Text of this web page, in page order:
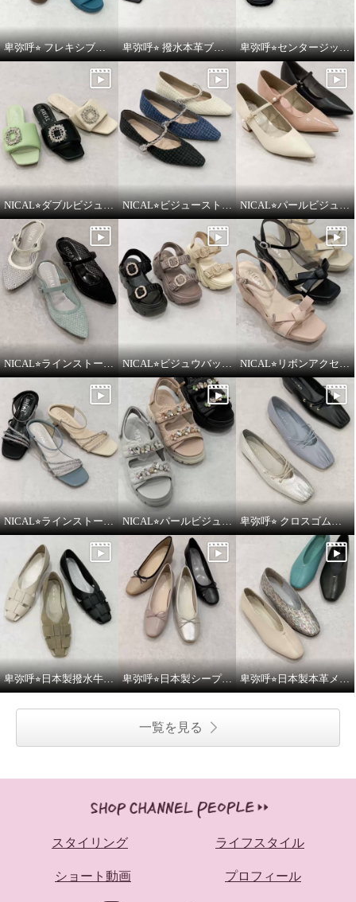
卑弥呼⭐︎ フレキシブルベルト厚底パデットサンダルをご紹介いたします。 卑弥呼⭐︎ 撥水本革ブロックヒールカバードクロスサンダルをご紹介いたします。 卑弥呼⭐︎センタージッププラットフォームサンダルをご紹介いたします。
NICAL⭐︎ダブルビジューパデッドミュールサンダルをご紹介いたします。 NICAL⭐︎ビジューストラップツィードパンプスをご紹介いたします。 NICAL⭐︎パールビジュウアクセントメリージェーンパンプスをご紹介いたします。
NICAL⭐︎ラインストーンシアーミュールをご紹介いたします。 NICAL⭐︎ビジュウバックル×サテンベルトボリュームをご紹介いたします。 NICAL⭐︎リボンアクセントキルティングサンダルをご紹介いたします。
NICAL⭐︎ラインストーンナローストラップミュールをご紹介いたします。 NICAL⭐︎パールビジュー×キルティングボリュームサンダルをご紹介いたします。 卑弥呼⭐︎ クロスゴムフラットパンプスをご紹介いたします。
卑弥呼⭐︎日本製撥水牛革グルカパンプスをご紹介いたします。 卑弥呼⭐︎日本製シープレザー4cmヒールバレエパンプスをご紹介いたします。 卑弥呼⭐︎日本製本革メタルポイントフラットパンプスをご紹介いたします。
一覧を見る
スタイリング ライフスタイル
ショート動画 プロフィール